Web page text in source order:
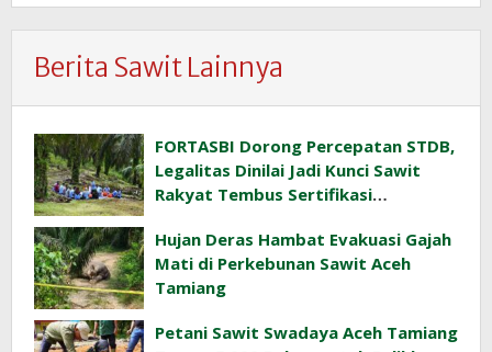
Berita Sawit Lainnya
FORTASBI Dorong Percepatan STDB,
Legalitas Dinilai Jadi Kunci Sawit
Rakyat Tembus Sertifikasi
Hujan Deras Hambat Evakuasi Gajah
Mati di Perkebunan Sawit Aceh
Tamiang
Petani Sawit Swadaya Aceh Tamiang